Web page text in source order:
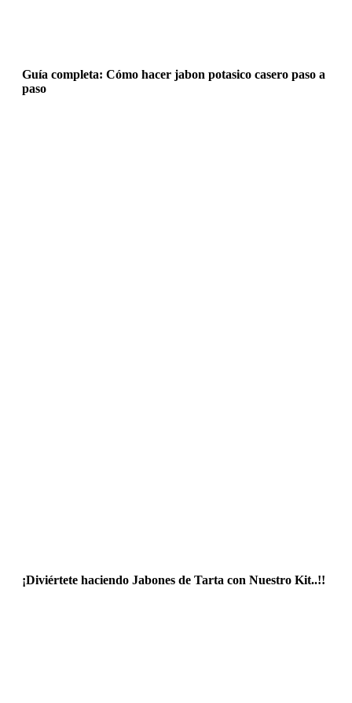
Guía completa: Cómo hacer jabon potasico casero paso a
paso
¡Diviértete haciendo Jabones de Tarta con Nuestro Kit..!!